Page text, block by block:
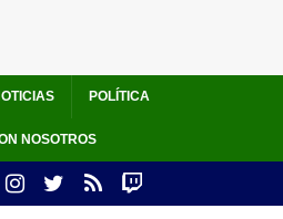
POLÍTICA
NOSOTROS